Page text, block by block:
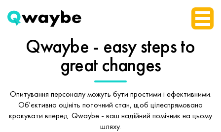
Qwaybe - easy stepsto
great changes
Опитування персоналу можуть бути простими і ефективними.
Об'єктивно оцініть поточний стан, щоб цілеспрямовано
крокувати вперед. Qwaybe - ваш надійний помічник на цьому
шляху.